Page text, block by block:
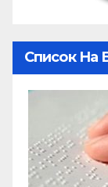
Список На